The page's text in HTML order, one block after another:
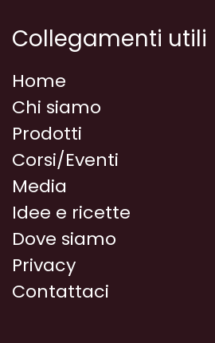
Collegamenti utili
Home
Chi siamo
Prodotti
Corsi/Eventi
Media
Idee e ricette
Dove siamo
Privacy
Contattaci